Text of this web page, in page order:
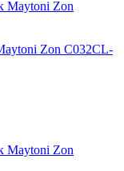
Zon C032CL-